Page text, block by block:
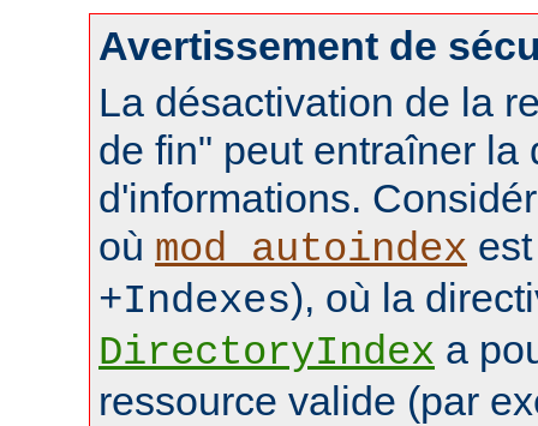
Avertissement de
La désactivation de la
de fin" peut entraîner la
d'informations.
où mod_autoindex
+Indexes), où la
DirectoryIndex a
ressource valide (par